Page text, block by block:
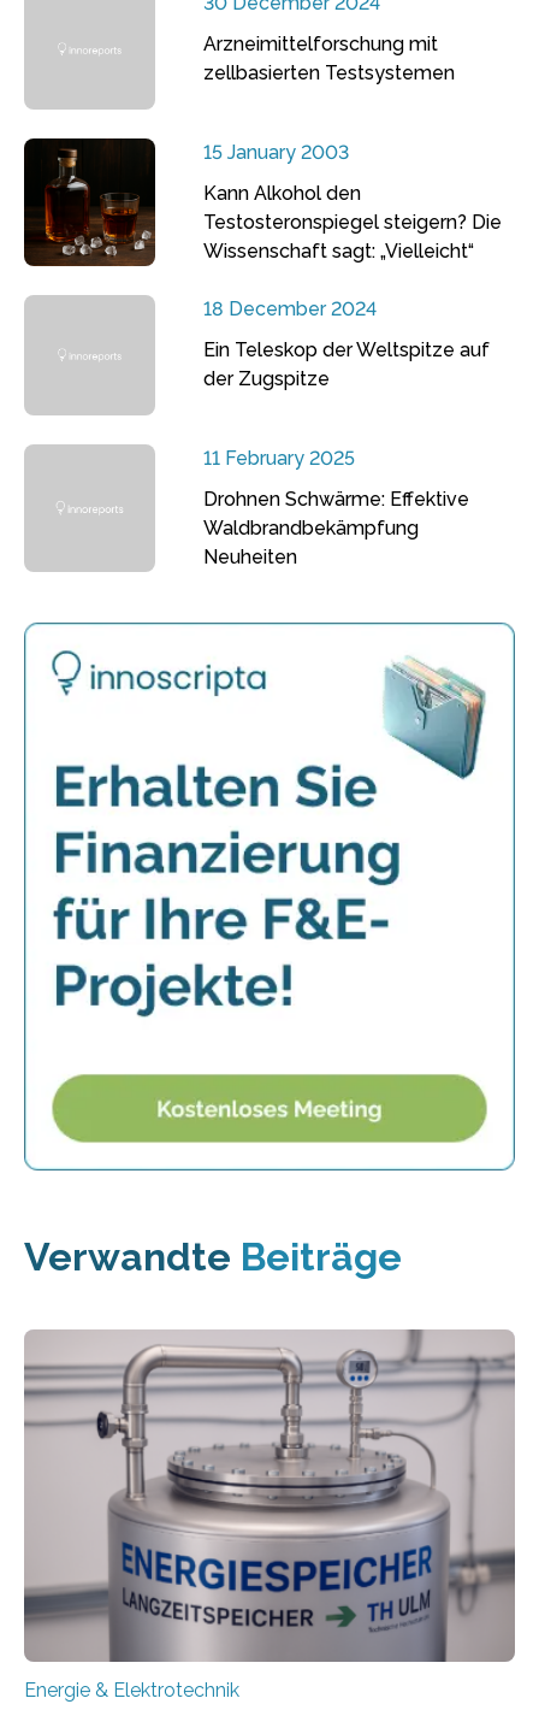
Arzneimittelforschung mit
zellbasierten Testsystemen
15 January 2003
Kann Alkohol den
Testosteronspiegel steigern? Die
Wissenschaft sagt: „Vielleicht“
18 December 2024
Ein Teleskop der Weltspitze auf
der Zugspitze
11 February 2025
Drohnen Schwärme: Effektive
Waldbrandbekämpfung
Neuheiten
Verwandte Beiträge
Energie & Elektrotechnik